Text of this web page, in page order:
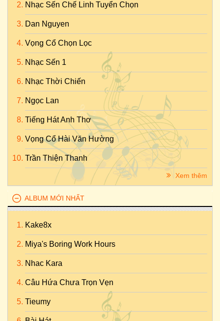
Nhạc Sến Chế Linh Tuyển Chọn
Dan Nguyen
Vọng Cổ Chọn Lọc
Nhạc Sến 1
Nhạc Thời Chiến
Ngọc Lan
Tiếng Hát Anh Thơ
Vọng Cổ Hài Văn Hường
Trần Thiện Thanh
Xem thêm
ALBUM MỚI NHẤT
Kake8x
Miya's Boring Work Hours
Nhac Kara
Câu Hứa Chưa Trọn Vẹn
Tieumy